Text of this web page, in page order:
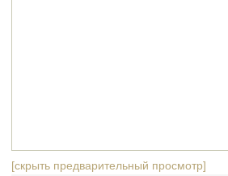
[скрыть предварительный просмотр]